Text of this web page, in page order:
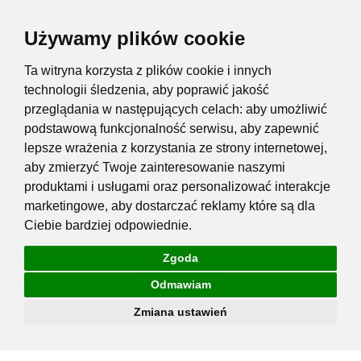
Używamy plików cookie
Ta witryna korzysta z plików cookie i innych
technologii śledzenia, aby poprawić jakość
przeglądania w następujących celach: aby umożliwić
podstawową funkcjonalność serwisu, aby zapewnić
lepsze wrażenia z korzystania ze strony internetowej,
aby zmierzyć Twoje zainteresowanie naszymi
produktami i usługami oraz personalizować interakcje
marketingowe, aby dostarczać reklamy które są dla
Ciebie bardziej odpowiednie.
Zgoda
Odmawiam
Zmiana ustawień